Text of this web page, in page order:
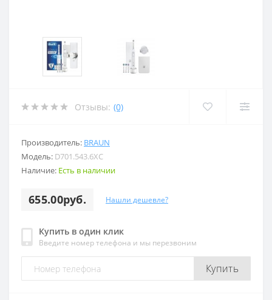
Отзывы: (0)
Производитель: BRAUN
Модель: D701.543.6XC
Наличие: Есть в наличии
655.00руб. Нашли дешевле?
Купить в один клик
Введите номер телефона и мы перезвоним
Купить